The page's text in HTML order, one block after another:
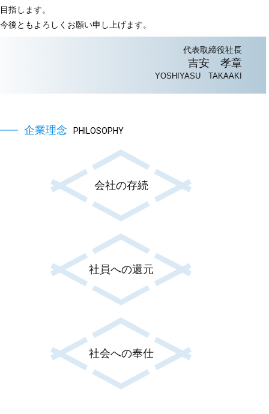
目指します。
今後ともよろしくお願い申し上げます。
代表取締役社長
吉安 孝章
YOSHIYASU TAKAAKI
企業理念 PHILOSOPHY
会社の存続
社員への還元
社会への奉仕